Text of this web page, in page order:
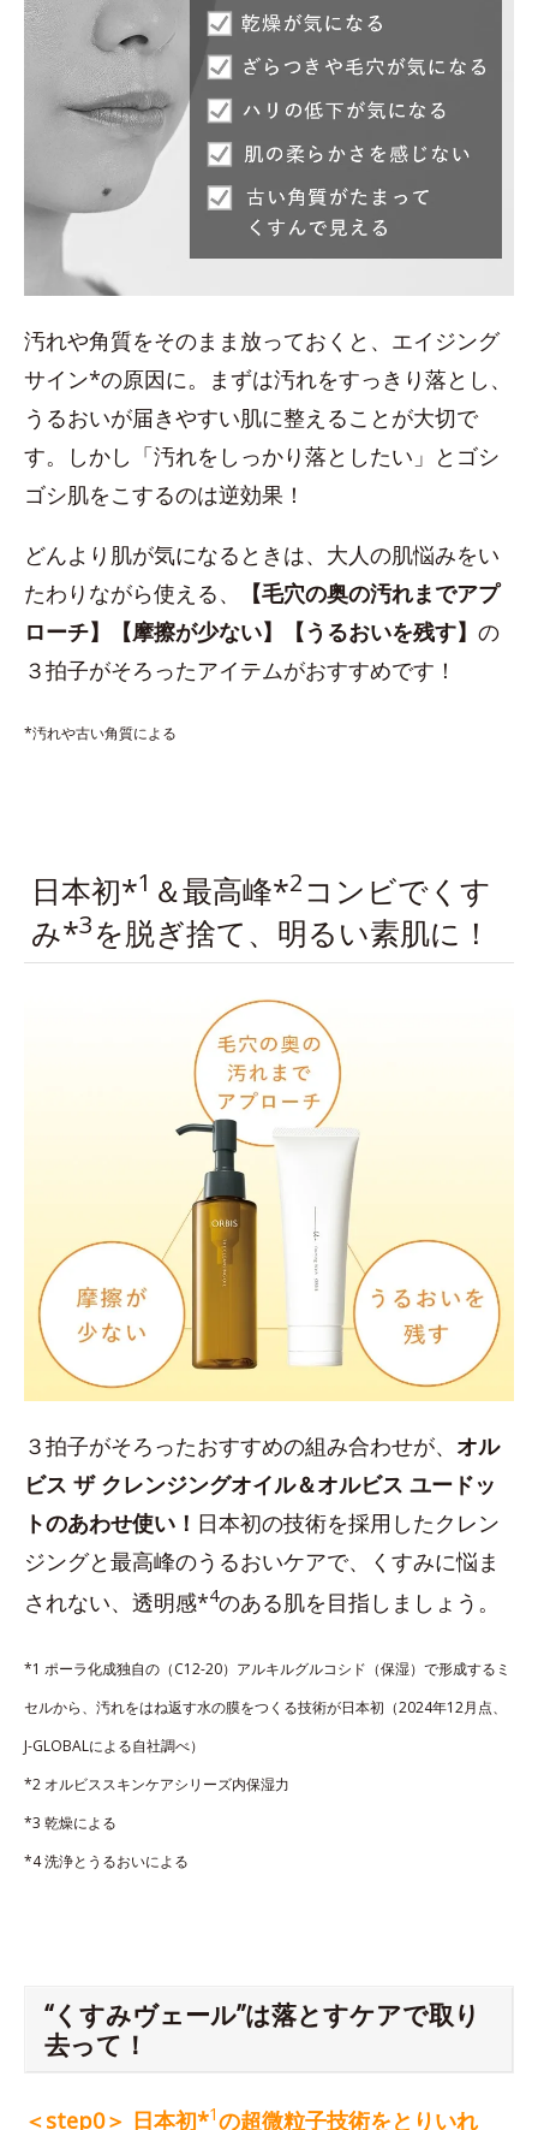
汚れや角質をそのまま放っておくと、エイジング
サイン*の原因に。まずは汚れをすっきり落とし、
うるおいが届きやすい肌に整えることが大切で
す。しかし「汚れをしっかり落としたい」とゴシ
ゴシ肌をこするのは逆効果！
どんより肌が気になるときは、大人の肌悩みをい
たわりながら使える、
【毛穴の奥の汚れまでアプ
ローチ】【摩擦が少ない】【うるおいを残す】 の
３拍子がそろったアイテムがおすすめです！
*汚れや古い角質による
日本初*1 ＆最高峰*2コンビでくす
み*3を脱ぎ捨て、明るい素肌に！
３拍子がそろったおすすめの組み合わせが、 オル
ビス ザ クレンジングオイル＆オルビス ユードッ
トのあわせ使い！ 日本初の技術を採用したクレン
ジングと最高峰のうるおいケアで、くすみに悩ま
されない、透明感*4のある肌を目指しましょう。
*1 ポーラ化成独自の（C12-20）アルキルグルコシド（保湿）で形成するミ
セルから、汚れをはね返す水の膜をつくる技術が日本初（2024年12月点、
J-GLOBALによる自社調べ）
*2 オルビススキンケアシリーズ内保湿力
*3 乾燥による
*4 洗浄とうるおいによる
“くすみヴェール”は落とすケアで取り
去って！
＜step0＞ 日本初*1の超微粒子技術をとりいれ